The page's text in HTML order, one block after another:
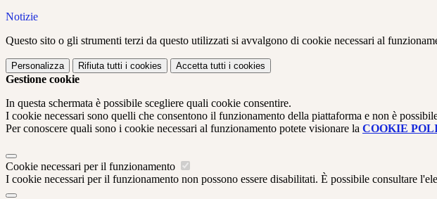
Notizie
Questo sito o gli strumenti terzi da questo utilizzati si avvalgono di cookie necessari al
Personalizza Rifiuta tutti i cookies Accetta tutti i cookies
Gestione cookie
In questa schermata è possibile scegliere quali cookie consentire.
I cookie necessari sono quelli che consentono il funzionamento della piattaforma e non è
Per conoscere quali sono i cookie necessari al funzionamento potete visionare la COOKIE
Cookie necessari per il funzionamento
I cookie necessari per il funzionamento non possono essere disabilitati. È possibile consultare